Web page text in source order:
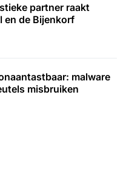
partner raakt
en de Bijenkorf
malware
misbruiken